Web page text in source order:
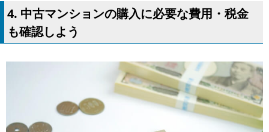
4. 中古マンションの購入に必要な費用・税金
も確認しよう